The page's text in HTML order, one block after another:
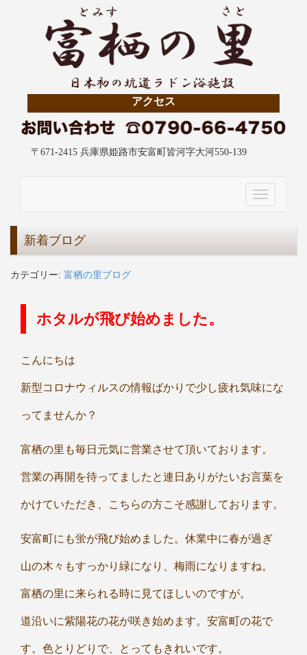
アクセス
〒671-2415 兵庫県姫路市安富町皆河字大河550-139
Toggle
navigation
新着ブログ
カテゴリー: 富栖の里ブログ
ホタルが飛び始めました。
こんにちは
新型コロナウィルスの情報ばかりで少し疲れ気味にな
ってませんか？
富栖の里も毎日元気に営業させて頂いております。
営業の再開を待ってましたと連日ありがたいお言葉を
かけていただき、こちらの方こそ感謝しております。
安富町にも蛍が飛び始めました。休業中に春が過ぎ
山の木々もすっかり緑になり、梅雨になりますね。
富栖の里に来られる時に見てほしいのですが。
道沿いに紫陽花の花が咲き始めます。安富町の花で
す。色とりどりで、とってもきれいです。